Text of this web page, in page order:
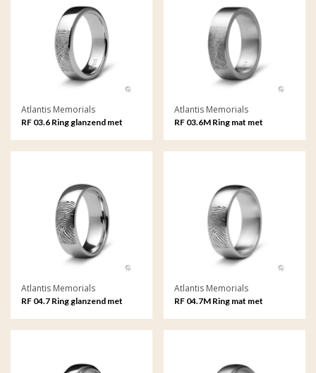
Atlantis Memorials
RF 03.6 Ring glanzend met
Atlantis Memorials
RF 03.6M Ring mat met
Atlantis Memorials
RF 04.7 Ring glanzend met
Atlantis Memorials
RF 04.7M Ring mat met